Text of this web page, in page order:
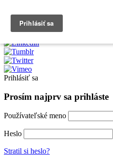
Prihlásiť sa
Prosím najprv sa prihláste
Používateľské meno
Heslo
Stratil si heslo?